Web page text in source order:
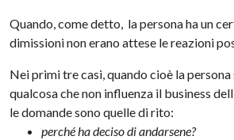
Quando, come detto, la persona ha un
dimissioni non erano attese le reazioni
Nei primi tre casi, quando cioè la
qualcosa che non influenza il business
le domande sono quelle di rito:
perché ha deciso di andarsene?